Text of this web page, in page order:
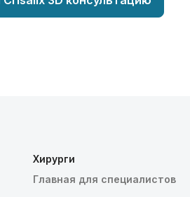
Хирурги
Главная для специалистов